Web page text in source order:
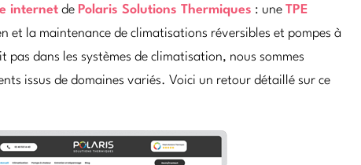
internet de Polaris Solutions Thermiques : uneTPE
et la maintenance de climatisations réversibles et pompes à
pas dans les systèmes de climatisation, nous sommes
issus de domaines variés. Voici un retour détaillé sur ce